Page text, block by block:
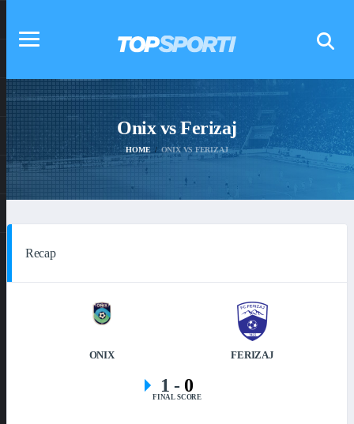
Onix vs Ferizaj
HOME ONIX VS FERIZAJ
Recap
ONIX FERIZAJ
1- 0
FINAL SCORE